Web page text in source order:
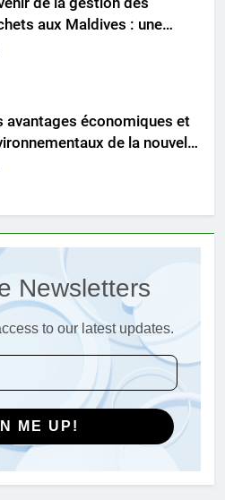
de la gestion des
aux Maldives : une
d’incinération ?
avantages économiques et
de la nouvelle
d’incinération
et
du nouvel
du Liechtenstein
l’impact
: comment
du Lesotho ouvre
en matière de gestion
des déchets
intérieur sur le projet
Newsletters
to our latest updates.
ME UP!